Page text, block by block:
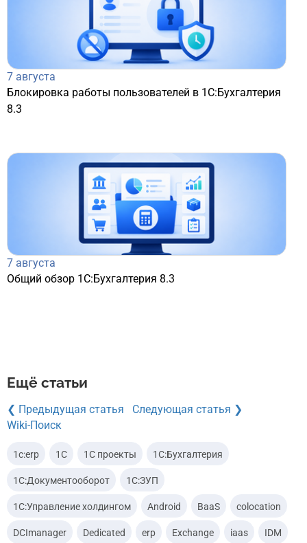
7 августа
Блокировка работы пользователей в 1С:Бухгалтерия
8.3
7 августа
Общий обзор 1С:Бухгалтерия 8.3
Ещё статьи
❮ Предыдущая статья
Следующая статья ❯
Wiki-Поиск
1c:erp 1С 1С проекты 1С:Бухгалтерия
1С:Документооборот 1С:ЗУП
1С:Управление холдингом Android BaaS colocation
DCImanager Dedicated erp Exchange iaas IDM